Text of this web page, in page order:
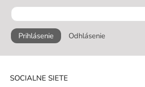
Prihlásenie Odhlásenie
SOCIALNE SIETE